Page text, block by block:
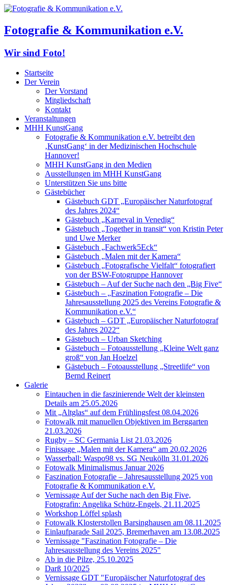
Fotografie & Kommunikation e.V.
Wir sind Foto!
Startseite
Der Verein
Der Vorstand
Mitgliedschaft
Kontakt
Veranstaltungen
MHH KunstGang
Fotografie & Kommunikation e.V. betreibt den
‚KunstGang‘ in der Medizinischen Hochschule
Hannover!
MHH KunstGang in den Medien
Ausstellungen im MHH KunstGang
Unterstützen Sie uns bitte
Gästebücher
Gästebuch GDT „Europäischer Naturfotograf
des Jahres 2024“
Gästebuch „Karneval in Venedig“
Gästebuch „Together in transit“ von Kristin Peter
und Uwe Merker
Gästebuch „Fachwerk5Eck“
Gästebuch „Malen mit der Kamera“
Gästebuch „Fotografische Vielfalt“ fotografiert
von der BSW-Fotogruppe Hannover
Gästebuch – Auf der Suche nach den „Big Five“
Gästebuch – „Faszination Fotografie – Die
Jahresausstellung 2025 des Vereins Fotografie &
Kommunikation e.V.“
Gästebuch – GDT „Europäischer Naturfotograf
des Jahres 2022“
Gästebuch – Urban Sketching
Gästebuch – Fotoausstellung „Kleine Welt ganz
groß“ von Jan Hoelzel
Gästebuch – Fotoausstellung „Streetlife“ von
Bernd Reinert
Galerie
Eintauchen in die faszinierende Welt der kleinsten
Details am 25.05.2026
Mit „Altglas“ auf dem Frühlingsfest 08.04.2026
Fotowalk mit manuellen Objektiven im Berggarten
21.03.2026
Rugby – SC Germania List 21.03.2026
Finissage „Malen mit der Kamera“ am 20.02.2026
Wasserball: Waspo98 vs. SG Neukölln 31.01.2026
Fotowalk Minimalismus Januar 2026
Faszination Fotografie – Jahresausstellung 2025 von
Fotografie & Kommunikation e.V.
Vernissage Auf der Suche nach den Big Five,
Fotografin: Angelika Schütz-Engels, 21.11.2025
Workshop Löffel splash
Fotowalk Klosterstollen Barsinghausen am 08.11.2025
Einlaufparade Sail 2025, Bremerhaven am 13.08.2025
Vernissage "Faszination Fotografie – Die
Jahresausstellung des Vereins 2025"
Ab in die Pilze, 25.10.2025
Darß 10/2025
Vernissage GDT "Europäischer Naturfotograf des